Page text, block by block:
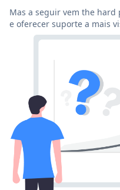
Mas a seguir vem the hard
e oferecer suporte a mais